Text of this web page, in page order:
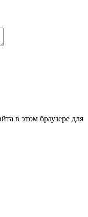
в этом браузере для